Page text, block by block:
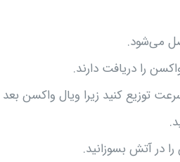
می‌شود.
را دریافت دارند.
توزیع کنید زیرا ویال واکسن
در آتش بسوزانید.